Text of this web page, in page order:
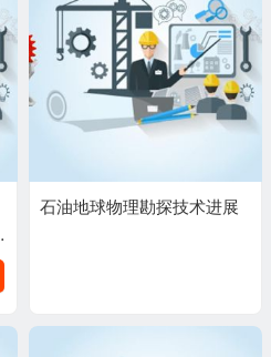
石油地球物理勘探技术进展